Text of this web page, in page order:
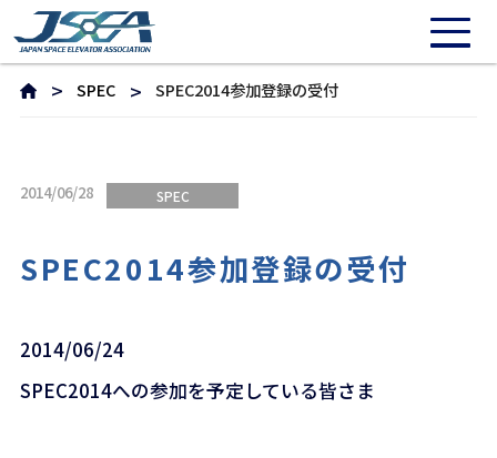
SPEC SPEC2014参加登録の受付
2014/06/28 SPEC
SPEC2014参加登録の受付
2014/06/24
SPEC2014への参加を予定している皆さま